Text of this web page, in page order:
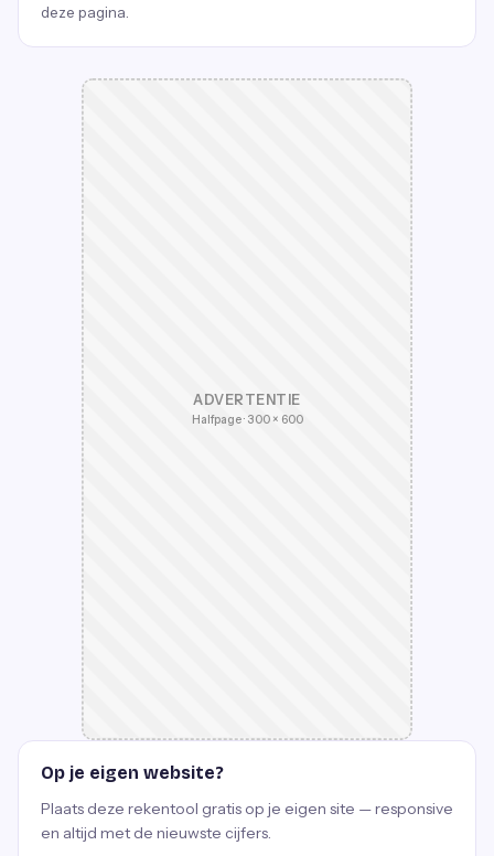
deze pagina.
ADVERTENTIE
Halfpage · 300 × 600
Op je eigen website?
Plaats deze rekentool gratis op je eigen site — responsive
en altijd met de nieuwste cijfers.